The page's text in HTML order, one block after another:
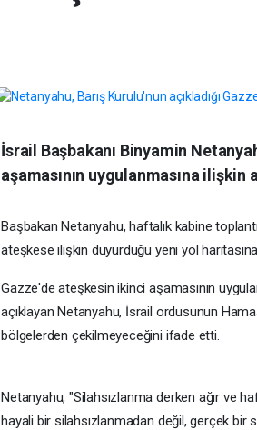
İsrail Başbakanı Binyamin
aşamasının uygulanmasına
Başbakan Netanyahu, haftalık kabine
ateşkese ilişkin duyurduğu yeni yol
Gazze'de ateşkesin ikinci aşamasının
açıklayan Netanyahu, İsrail ordusunun
bölgelerden çekilmeyeceğini ifade etti.
Netanyahu, "Silahsızlanma derken ağır ve
hayali bir silahsızlanmadan değil, gerçek bir